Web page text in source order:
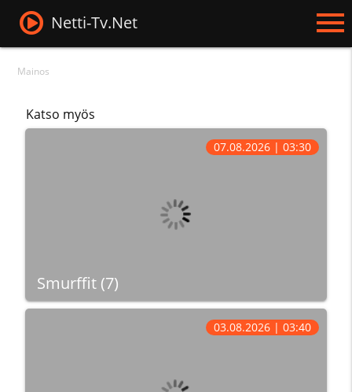
Netti-Tv.Net
Mainos
Katso myös
Smurffit (7)
07.08.2026 | 03:30
03.08.2026 | 03:40